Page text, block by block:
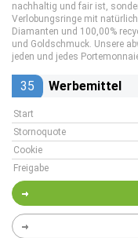
nachhaltig und fair ist,
Verlobungsringe mit
Diamanten und 100,00%
und Goldschmuck. Unsere
jeden und jedes
35 Werbemittel
Start
Stornoquote
Cookie
Freigabe